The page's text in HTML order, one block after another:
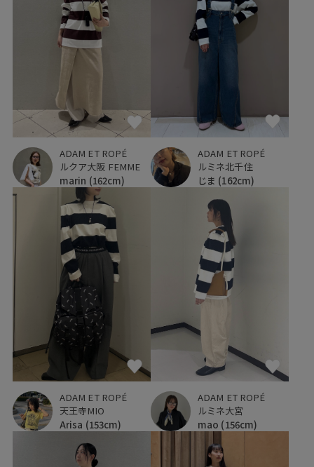
ADAM ET ROPÉ
ルクア大阪 FEMME
marin (162cm)
ADAM ET ROPÉ
ルミネ北千住
じま (162cm)
ADAM ET ROPÉ
天王寺MIO
Arisa (153cm)
ADAM ET ROPÉ
ルミネ大宮
mao (156cm)